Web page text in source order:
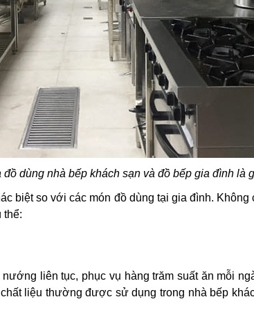
dùng nhà bếp khách sạn và đồ bếp gia đình là
biệt so với các món đồ dùng tại gia đình. Không
thể:
liên tục, phục vụ hàng trăm suất ăn mỗi
liệu thường được sử dụng trong nhà bếp